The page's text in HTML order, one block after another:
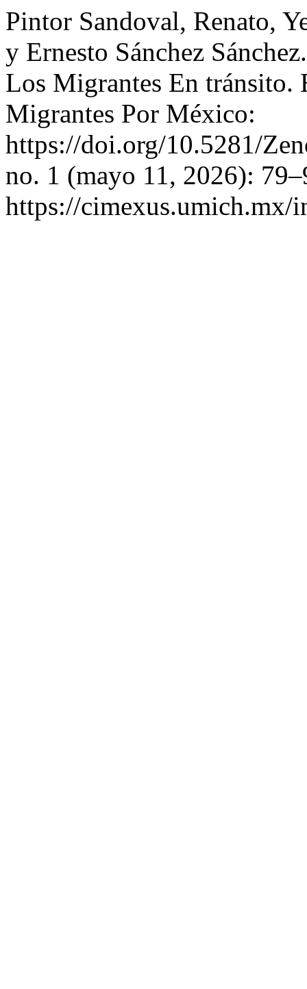
Pintor Sandoval, Renato,
y Ernesto Sánchez
Los Migrantes En tránsito.
Migrantes Por México:
https://doi.org/10.5281/
no. 1 (mayo 11, 2026):
https://cimexus.umich.mx/